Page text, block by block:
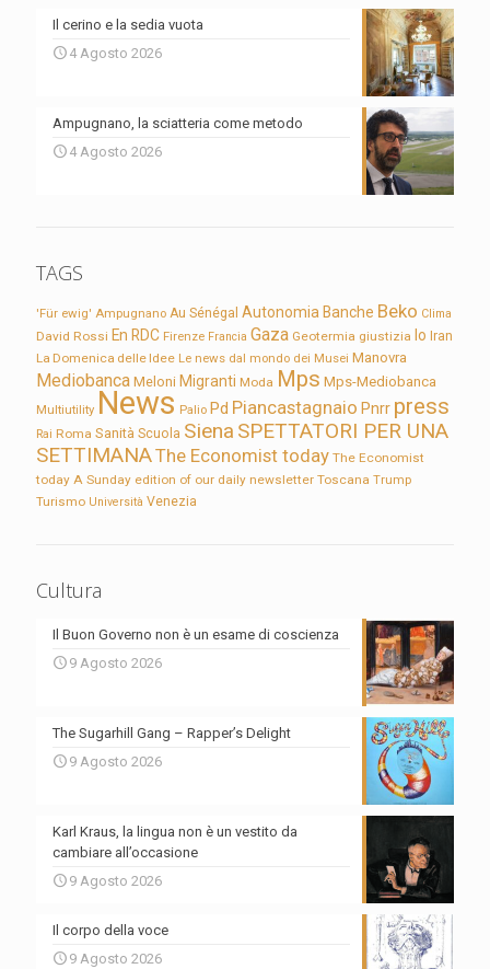
Il cerino e la sedia vuota
4 Agosto 2026
Ampugnano, la sciatteria come metodo
4 Agosto 2026
TAGS
'Für ewig' Ampugnano Au Sénégal Autonomia Banche Beko Clima
David Rossi En RDC Firenze Francia Gaza Geotermia giustizia Io Iran
La Domenica delle Idee Le news dal mondo dei Musei Manovra
Mediobanca Meloni Migranti Moda Mps Mps-Mediobanca
Multiutility News Palio Pd Piancastagnaio Pnrr press
Rai Roma Sanità Scuola Siena SPETTATORI PER UNA
SETTIMANAThe Economist today The Economist
today A Sunday edition of our daily newsletter Toscana Trump
Turismo Università Venezia
Cultura
Il Buon Governo non è un esame di coscienza
9 Agosto 2026
The Sugarhill Gang – Rapper’s Delight
9 Agosto 2026
Karl Kraus, la lingua non è un vestito da
cambiare all’occasione
9 Agosto 2026
Il corpo della voce
9 Agosto 2026